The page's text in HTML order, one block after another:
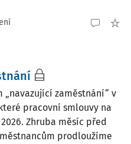
„navazující zaměstnání“ v
pracovní smlouvy na
Zhruba měsíc před
prodloužíme